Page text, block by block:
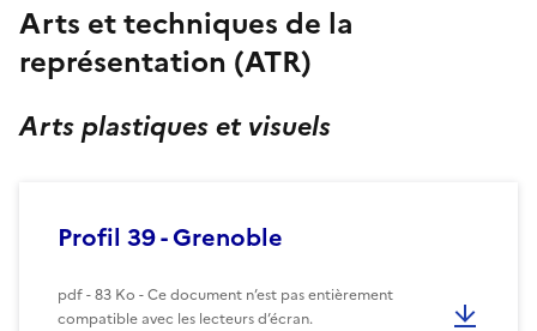
Arts et techniques de la
représentation (ATR)
Arts plastiques et visuels
Profil 39 - Grenoble
pdf - 83 Ko - Ce document n’est pas entièrement
compatible avec les lecteurs d’écran.